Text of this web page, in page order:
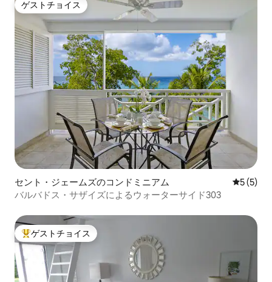
ゲストチョイス
ゲストチョイス
セント・ジェームズのコンドミニアム レビュー
5 (5)
バルバドス・サザイズによるウォーターサイド303
大好評のゲストチョイスです。
ゲストチョイス